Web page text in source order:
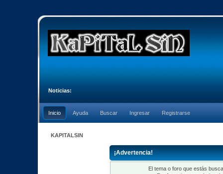
Noticias:
Inicio Ayuda Buscar Ingresar Registrarse
KAPITALSIN
¡Advertencia!
El tema o foro que estás